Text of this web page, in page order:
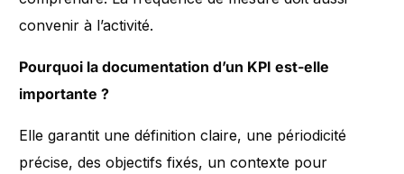
convenir à l’activité.
Pourquoi la documentation d’un KPI est-elle
importante ?
Elle garantit une définition claire, une périodicité
précise, des objectifs fixés, un contexte pour